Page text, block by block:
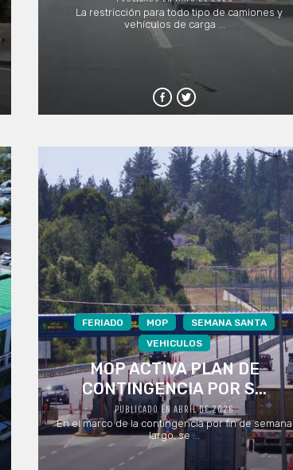
La restricción para todo tipo de camiones y
vehículos de carga ...
FERIADO MOP
SEMANA SANTA
VEHICULOS
MOP ACTIVA PLAN DE
CONTINGENCIA POR S...
PUBLICADO EN ABRIL DE 2026
En el marco de la contingencia por fin de semana
largo, se ...